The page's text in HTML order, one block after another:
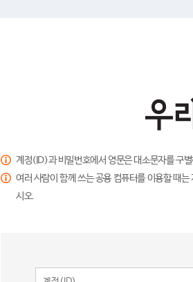
계정(ID)과 비밀번호에서 영문은 대소문자를 구
여러 사람이 함께 쓰는 공용 컴퓨터를 이용할 때
시오.